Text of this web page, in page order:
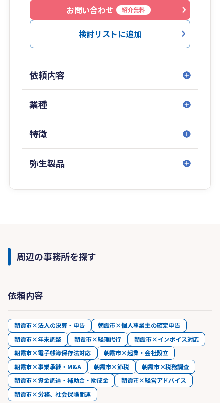
お問い合わせ
紹介無料
検討リストに追加
依頼内容
業種
特徴
弥生製品
周辺の事務所を探す
依頼内容
朝霞市×法人の決算・申告
朝霞市×個人事業主の確定申告
朝霞市×年末調整
朝霞市×経理代行
朝霞市×インボイス対応
朝霞市×電子帳簿保存法対応
朝霞市×起業・会社設立
朝霞市×事業承継・M&A
朝霞市×節税
朝霞市×税務調査
朝霞市×資金調達・補助金・助成金
朝霞市×経営アドバイス
朝霞市×労務、社会保険関連